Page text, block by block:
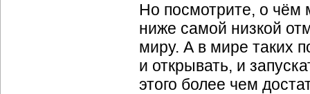
Но посмотрите, о чём
ниже самой низкой
миру. А в мире таких
и открывать, и
этого более чем